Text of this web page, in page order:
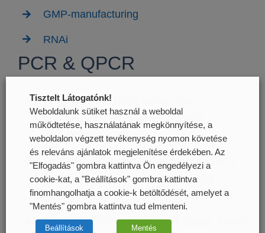
GMP-manufacturing
RNAi
PCR & QPCR
Endpoint PCR(PCR mixes, Taq
polymerases, RT enzymes, dNTP
mixes/sets)
Real-time PCR(qPCR kits for probe and
SYBR assays, dried mixes for probe
assays)
Plates and tubes(96/384well plates, 8-strip
Tisztelt Látogatónk!
Weboldalunk sütiket használ a weboldal
működtetése, használatának megkönnyítése, a
weboldalon végzett tevékenység nyomon követése
és releváns ajánlatok megjelenítése érdekében. Az
"Elfogadás" gombra kattintva Ön engedélyezi a
cookie-kat, a "Beállítások" gombra kattintva
finomhangolhatja a cookie-k betöltődését, amelyet a
"Mentés" gombra kattintva tud elmenteni.
Beállítások Mentés